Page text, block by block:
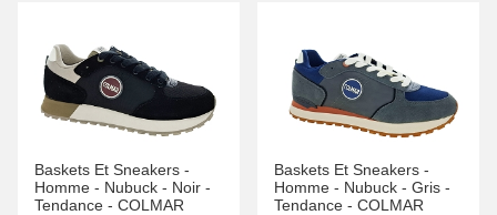
Baskets Et Sneakers -
Homme - Nubuck - Noir -
Tendance - COLMAR
Baskets Et Sneakers -
Homme - Nubuck - Gris -
Tendance - COLMAR